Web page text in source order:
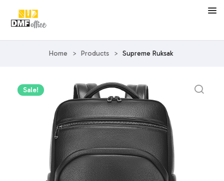
Home > Products > Supreme Ruksak
Sale!